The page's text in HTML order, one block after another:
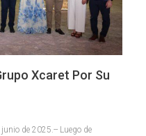
Xcaret Por Su
de 2025.-- Luego de